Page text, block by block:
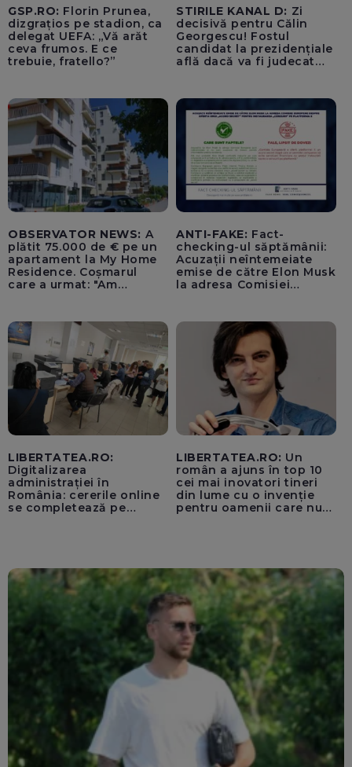
GSP.RO: Florin Prunea,
dizgrațios pe stadion, ca
delegat UEFA: „Vă arăt
ceva frumos. E ce
trebuie, fratello?”
STIRILE KANAL D: Zi
decisivă pentru Călin
Georgescu! Fostul
candidat la prezidențiale
află dacă va fi judecat
OBSERVATOR NEWS: A
plătit 75.000 de € pe un
apartament la My Home
Residence. Coșmarul
care a urmat: "Am
ANTI-FAKE: Fact-
checking-ul săptămânii:
Acuzații neîntemeiate
emise de către Elon Musk
la adresa Comisiei
pentru instaurarea
„cenzurii” pe platforma X
LIBERTATEA.RO:
Digitalizarea
administrației în
România: cererile online
se completează pe
LIBERTATEA.RO: Un
român a ajuns în top 10
cei mai inovatori tineri
din lume cu o invenție
pentru oamenii care nu